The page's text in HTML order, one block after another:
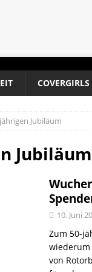
COVERGIRLS
Jubiläum
Jubiläum
10. Juni
Zum 50-
wiederum
von